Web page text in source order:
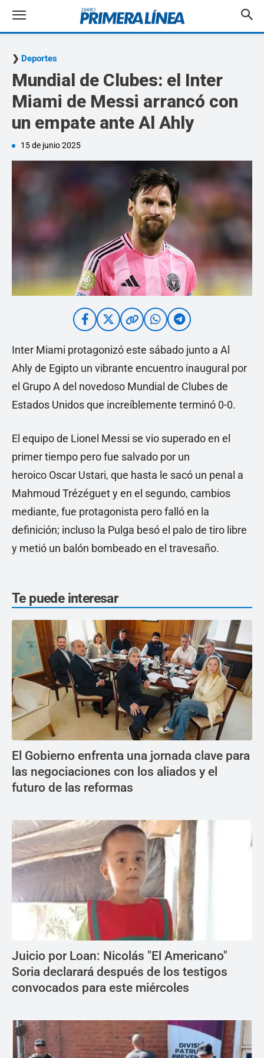
Deportes
Mundial de Clubes: el Inter
Miami de Messi arrancó con
un empate ante Al Ahly
15 de junio 2025
Inter Miami protagonizó este sábado junto a Al
Ahly de Egipto un vibrante encuentro inaugural por
el Grupo A del novedoso Mundial de Clubes de
Estados Unidos que increíblemente terminó 0-0.
El equipo de Lionel Messi se vio superado en el
primer tiempo pero fue salvado por un
heroico Oscar Ustari, que hasta le sacó un penal a
Mahmoud Trézéguet y en el segundo, cambios
mediante, fue protagonista pero falló en la
definición; incluso la Pulga besó el palo de tiro libre
y metió un balón bombeado en el travesaño.
Te puede interesar
El Gobierno enfrenta una jornada clave para
las negociaciones con los aliados y el
futuro de las reformas
Juicio por Loan: Nicolás "El Americano"
Soria declarará después de los testigos
convocados para este miércoles